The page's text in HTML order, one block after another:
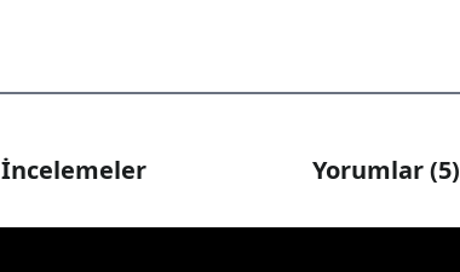
İncelemeler Yorumlar (5)